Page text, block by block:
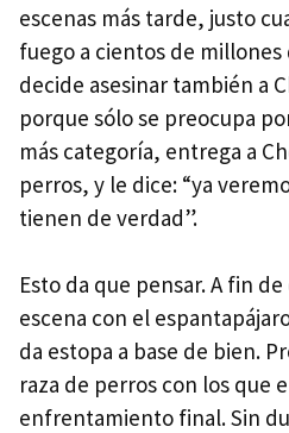
escenas más tarde, justo
fuego a cientos de millones
decide asesinar también a
porque sólo se preocupa
más categoría, entrega a
perros, y le dice: “ya
tienen de verdad”.
Esto da que pensar. A fin
escena con el
da estopa a base de bien.
raza de perros con los que
enfrentamiento final. Sin